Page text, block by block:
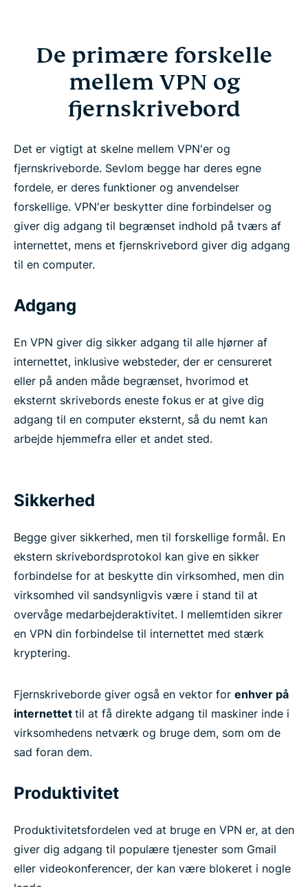
De primære forskelle
mellem VPN og
fjernskrivebord
Det er vigtigt at skelne mellem VPN'er og
fjernskriveborde. Sevlom begge har deres egne
fordele, er deres funktioner og anvendelser
forskellige. VPN'er beskytter dine forbindelser og
giver dig adgang til begrænset indhold på tværs af
internettet, mens et fjernskrivebord giver dig adgang
til en computer.
Adgang
En VPN giver dig sikker adgang til alle hjørner af
internettet, inklusive websteder, der er censureret
eller på anden måde begrænset, hvorimod et
eksternt skrivebords eneste fokus er at give dig
adgang til en computer eksternt, så du nemt kan
arbejde hjemmefra eller et andet sted.
Sikkerhed
Begge giver sikkerhed, men til forskellige formål. En
ekstern skrivebordsprotokol kan give en sikker
forbindelse for at beskytte din virksomhed, men din
virksomhed vil sandsynligvis være i stand til at
overvåge medarbejderaktivitet. I mellemtiden sikrer
en VPN din forbindelse til internettet med stærk
kryptering.
Fjernskriveborde giver også en vektor for enhver på
internettet til at få direkte adgang til maskiner inde i
virksomhedens netværk og bruge dem, som om de
sad foran dem.
Produktivitet
Produktivitetsfordelen ved at bruge en VPN er, at den
giver dig adgang til populære tjenester som Gmail
eller videokonferencer, der kan være blokeret i nogle